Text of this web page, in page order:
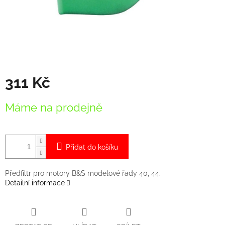
311 Kč
cena:
Máme na prodejně
Přidat do košíku
Předfiltr pro motory B&S modelové řady 40, 44.
Detailní informace